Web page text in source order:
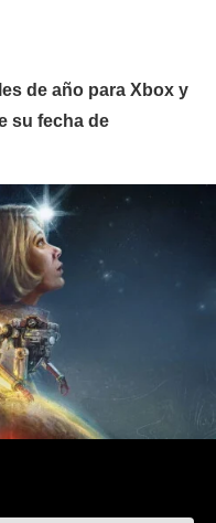
de año para Xbox y
su fecha de